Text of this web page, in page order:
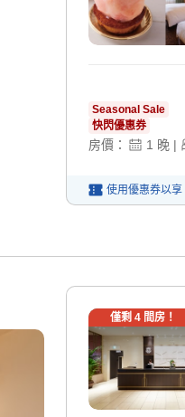
Seasonal Sale
快閃優惠券
房價： 1 晚 |
使用優惠券以享
僅剩 4間房！